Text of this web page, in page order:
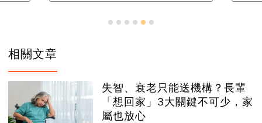
相關文章
失智、衰老只能送機構？長輩
「想回家」3大關鍵不可少，家
屬也放心